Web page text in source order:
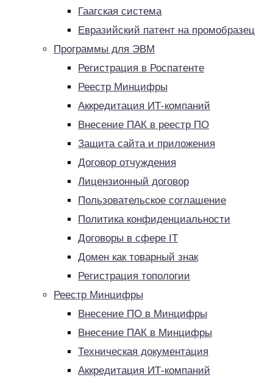
Гаагская система
Евразийский патент на промобразец
Программы для ЭВМ
Регистрация в Роспатенте
Реестр Минцифры
Аккредитация ИТ-компаний
Внесение ПАК в реестр ПО
Защита сайта и приложения
Договор отчуждения
Лицензионный договор
Пользовательское соглашение
Политика конфиденциальности
Договоры в сфере IT
Домен как товарный знак
Регистрация топологии
Реестр Минцифры
Внесение ПО в Минцифры
Внесение ПАК в Минцифры
Техническая документация
Аккредитация ИТ-компаний